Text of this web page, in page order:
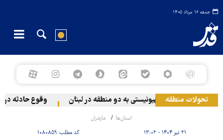
جمعه ۱۶ مرداد ۱۴۰۵
تحولات منطقه
حمله رژیم صهیونیستی به دو منطقه در لبنان وقوع حادثه
استان‌ها مازندران
۲۱ تیر ۱۴۰۴ - ۱۳:۰۲ کد مطلب:۱۰۸۰۸۵۹